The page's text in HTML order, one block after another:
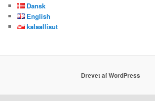
Dansk
English
kalaallisut
Drevet af WordPress